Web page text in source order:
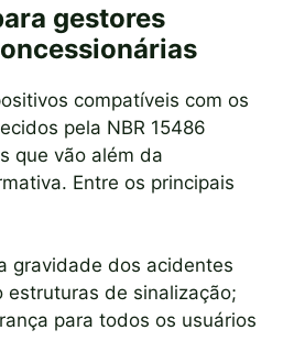
gestores
compatíveis com os
pela NBR 15486
que vão além da
Entre os principais
gravidade dos acidentes
estruturas de sinalização;
para todos os usuários